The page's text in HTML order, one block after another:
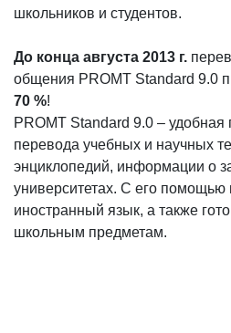
школьников и студентов.
До конца августа 2013 г.
общения PROMT Standard 9.0
70 %!
PROMT Standard 9.0 –
перевода учебных и научных
энциклопедий, информации о
университетах. С его помощью
иностранный язык, а также
школьным предметам.